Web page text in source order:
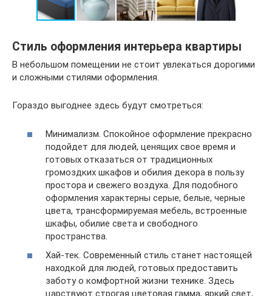
Стиль оформления интерьера квартиры
В небольшом помещении не стоит увлекаться дорогими
и сложными стилями оформления.
Гораздо выгоднее здесь будут смотреться:
Минимализм. Спокойное оформление прекрасно
подойдет для людей, ценящих свое время и
готовых отказаться от традиционных
громоздких шкафов и обилия декора в пользу
простора и свежего воздуха. Для подобного
оформления характерны серые, белые, черные
цвета, трансформируемая мебель, встроенные
шкафы, обилие света и свободного
пространства.
Хай-тек. Современный стиль станет настоящей
находкой для людей, готовых предоставить
заботу о комфортной жизни технике. Здесь
царствуют строгая цветовая гамма, яркий свет,